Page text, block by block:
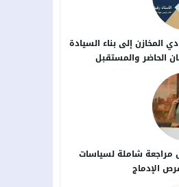
المخازن إلى بناء السيادة
الحاضر والمستقبل
شاملة لسياسات
الإدماج